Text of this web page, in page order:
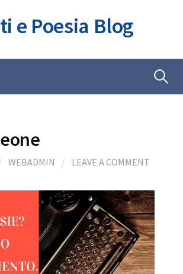
e Poesia Blog
Ricerca
WEBADMIN / LEAVE A COMMENT